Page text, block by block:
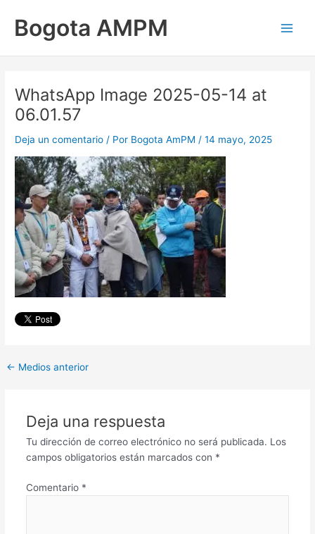
contenido
Bogota AMPM
WhatsApp Image 2025-05-14 at
06.01.57
Deja un comentario / Por Bogota AmPM /14 mayo, 2025
← Medios anterior
Deja una respuesta
Tu dirección de correo electrónico no será publicada. Los
campos obligatorios están marcados con *
Comentario *